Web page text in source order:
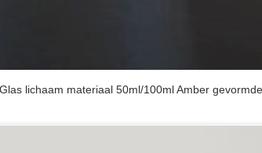
lichaam materiaal 50ml/100ml Amber